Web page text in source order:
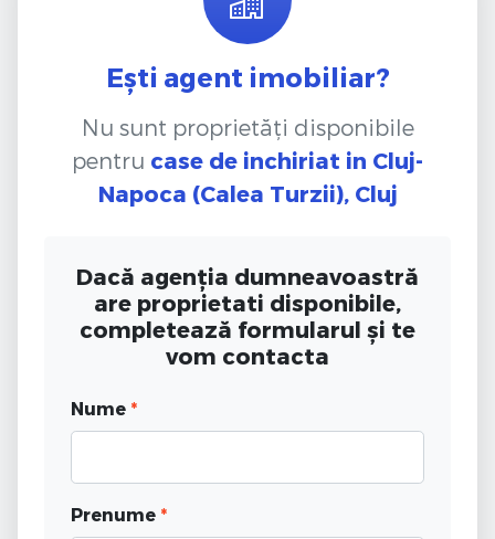
Ești agent imobiliar?
Nu sunt proprietăți disponibile
pentru case de inchiriat in Cluj-
Napoca (Calea Turzii), Cluj
Dacă agenția dumneavoastră
are proprietati disponibile,
completează formularul și te
vom contacta
Nume *
Prenume *